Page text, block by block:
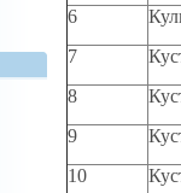
6
7
8
9
10